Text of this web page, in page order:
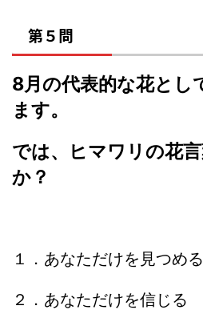
第５問
8月の代表的な花とし
ます。
では、ヒマワリの花
か？
１．あなただけを見つめる
２．あなただけを信じる